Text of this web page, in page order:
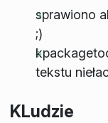
sprawiono
;)
tekstu
KLudzie